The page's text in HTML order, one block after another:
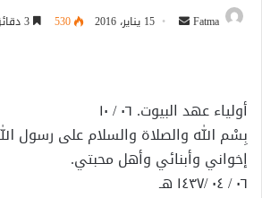
Fatma
أرسل 15 يناير، 2016 530
أولياء عهد البيوت. ٠٦ / ١٠
بِسْم الله والصلاة والسلام على رسول
إخواني وأبنائي وأهل محبتي.
٠٦ / ٠٤ /١٤٣٧ هـ